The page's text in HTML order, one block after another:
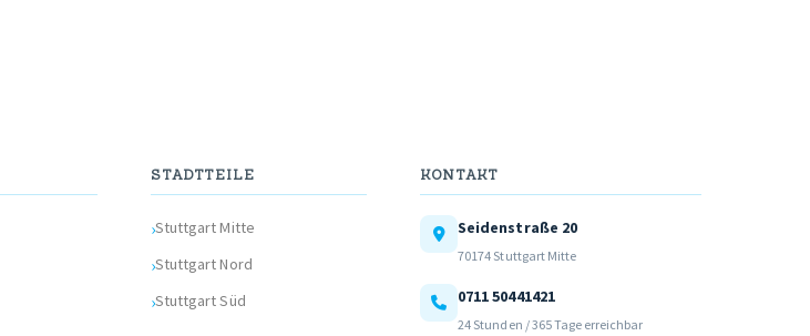
STADTTEILE
Stuttgart Mitte
Stuttgart Nord
Stuttgart Süd
KONTAKT
Seidenstraße 20
70174 Stuttgart Mitte
0711 50441421
24 Stunden / 365 Tage erreichbar